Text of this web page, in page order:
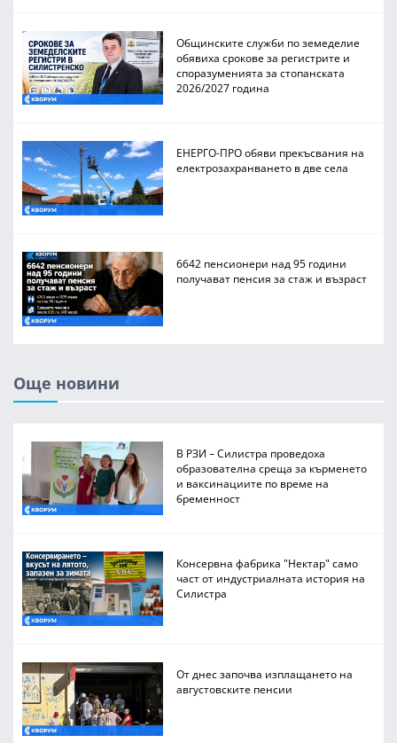
Общинските служби по земеделие
обявиха срокове за регистрите и
споразуменията за стопанската
2026/2027 година
ЕНЕРГО-ПРО обяви прекъсвания на
електрозахранването в две села
6642 пенсионери над 95 години
получават пенсия за стаж и възраст
Още новини
В РЗИ – Силистра проведоха
образователна среща за кърменето
и ваксинациите по време на
бременност
Консервна фабрика "Нектар" само
част от индустриалната история на
Силистра
От днес започва изплащането на
августовските пенсии